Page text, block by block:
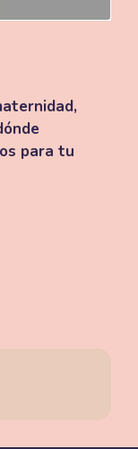
para tu